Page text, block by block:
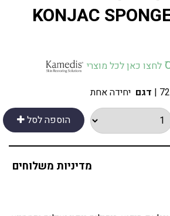
KONJAC
לחצו כאן לכל מוצרי
| דגם יחידה אחת
הוספה לסל
מדיניות משלוחים